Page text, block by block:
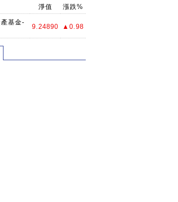
淨值 漲跌%
基金-
9.24890 ▲0.98